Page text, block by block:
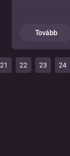
Tovább
21 22 23 24